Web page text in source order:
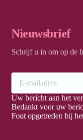
Nieuwsbrief
Schrijf u in om op de
Uw bericht aan het
Bedankt voor uw
Fout opgetreden bij